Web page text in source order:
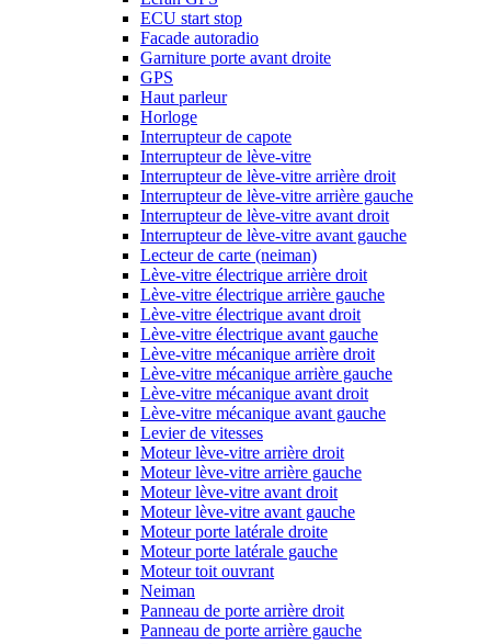
ECU start stop
Facade autoradio
Garniture porte avant droite
GPS
Haut parleur
Horloge
Interrupteur de capote
Interrupteur de lève-vitre
Interrupteur de lève-vitre arrière droit
Interrupteur de lève-vitre arrière gauche
Interrupteur de lève-vitre avant droit
Interrupteur de lève-vitre avant gauche
Lecteur de carte (neiman)
Lève-vitre électrique arrière droit
Lève-vitre électrique arrière gauche
Lève-vitre électrique avant droit
Lève-vitre électrique avant gauche
Lève-vitre mécanique arrière droit
Lève-vitre mécanique arrière gauche
Lève-vitre mécanique avant droit
Lève-vitre mécanique avant gauche
Levier de vitesses
Moteur lève-vitre arrière droit
Moteur lève-vitre arrière gauche
Moteur lève-vitre avant droit
Moteur lève-vitre avant gauche
Moteur porte latérale droite
Moteur porte latérale gauche
Moteur toit ouvrant
Neiman
Panneau de porte arrière droit
Panneau de porte arrière gauche